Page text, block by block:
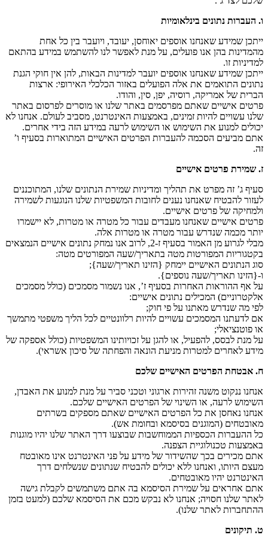
ו. העברות נתונים בינלאומיות
ייתכן שמידע שאנחנו אוספים יאוחסן, יעובד, ויועבר בין כל אחת
מהמדינות בהן אנו פועלים, על מנת לאפשר לנו להשתמש במידע בהתאם
למדיניות זו.
ייתכן שמידע שאנחנו אוספים יועבר למדינות הבאות, להן אין חוקי הגנת
נתונים התואמים את אלה הפועלים באזור הכלכלי האירופי: ארצות
הברית של אמריקה, רוסיה, יפן, סין, והודו.
פרטים אישיים שאתם מפרסמים באתר שלנו או מוסרים לפרסום באתר
שלנו עשויים להיות זמינים, באמצעות האינטרנט, מסביב לעולם. אנחנו לא
יכולים למנוע את השימוש או השימוש לרעה במידע הזה בידי אחרים.
אתם מביעים הסכמה להעברות הפרטים האישיים המתוארות בסעיף ו’
זה.
ז. שמירת פרטים אישיים
סעיף ג’ זה מפרט את תהליך ומדיניות שמירת הנתונים שלנו, המתוכננים
לעזור להבטיח שאנחנו נענים לחובות המשפטיות שלנו הנוגעות לשמירה
ולמחיקה של פרטים אישיים.
פרטים אישיים שאנחנו מעבדים עבור כל מטרה או מטרות, לא יישמרו
יותר מכמה שנדרש עבור מטרה או מטרות אלה.
מבלי לגרוע מן האמור בסעיף ז-2, לרוב אנו נמחק נתונים אישיים הנמצאים
בקטגוריות המפורטות מטה בתאריך/שעה המפורטים מטה:
סוג הנתונים האישיים יימחק {הזינו תאריך/שעה};
ו-{הזינו תאריך/שעה נוספים}.
על אף ההוראות האחרות בסעיף ז’, אנו נשמור מסמכים (כולל מסמכים
אלקטרוניים) המכילים נתונים אישיים:
לפי מה שנדרש מאתנו על פי חוק;
אם לדעתנו המסמכים עשויים להיות רלוונטיים לכל הליך משפטי מתמשך
או פוטנציאלי;
על מנת לבסס, להפעיל, או להגן על זכויותינו המשפטיות (כולל אספקה של
מידע לאחרים למטרות מניעת הונאה והפחתה של סיכון אשראי).
ח. אבטחת הפרטים האישיים שלכם
אנחנו ננקוט משנה זהירות ארגוני וטכני סביר על מנת למנוע את האבדן,
השימוש לרעה, או השינוי של הפרטים האישיים שלכם.
אנחנו נאחסן את כל הפרטים האישיים שאתם מספקים בשרתים
מאובטחים (המוגנים בסיסמא ובחומת אש).
כל ההעברות הכספיות הממוחשבות שבוצעו דרך האתר שלנו יהיו מוגנות
באמצעות טכנולוגיית הצפנה.
אתם מכירים בכך שהשידור של מידע על פני האינטרנט אינו מאובטח
מעצם היותו, ואנחנו ללא יכולים להבטיח שנתונים שנשלחים דרך
האינטרנט יהיו מאובטחים.
אתם אחראים על שמירת הסיסמא בה אתם משתמשים לקבלת גישה
לאתר שלנו חסויה; אנחנו לא נבקש מכם את הסיסמא שלכם (למעט בזמן
ההתחברות לאתר שלנו).
ט. תיקונים